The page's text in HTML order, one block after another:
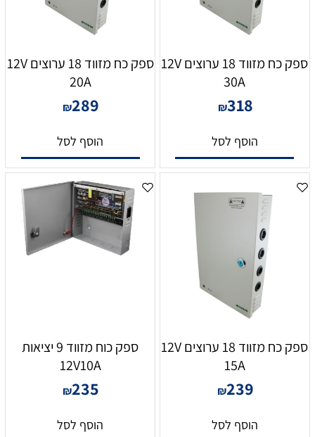
ספק כח מזווד 18 ערוצים 12V
30A
₪318
הוסף לסל
ספק כח מזווד 18 ערוצים 12V
20A
₪289
הוסף לסל
ספק כח מזווד 18 ערוצים 12V
15A
₪239
הוסף לסל
ספק כוח מזווד 9 יציאות
12V10A
₪235
הוסף לסל